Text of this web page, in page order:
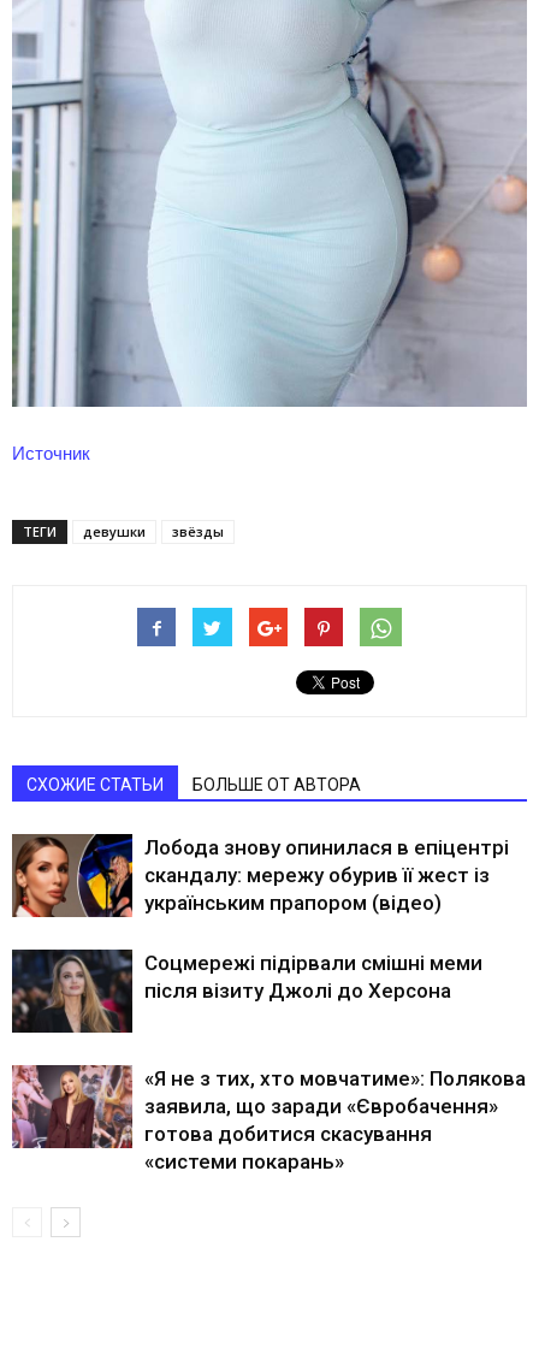
Источник
ТЕГИ девушки звёзды
СХОЖИЕ СТАТЬИ БОЛЬШЕ ОТ АВТОРА
Лобода знову опинилася в епіцентрі
скандалу: мережу обурив її жест із
українським прапором (відео)
Соцмережі підірвали смішні меми
після візиту Джолі до Херсона
«Я не з тих, хто мовчатиме»: Полякова
заявила, що заради «Євробачення»
готова добитися скасування
«системи покарань»